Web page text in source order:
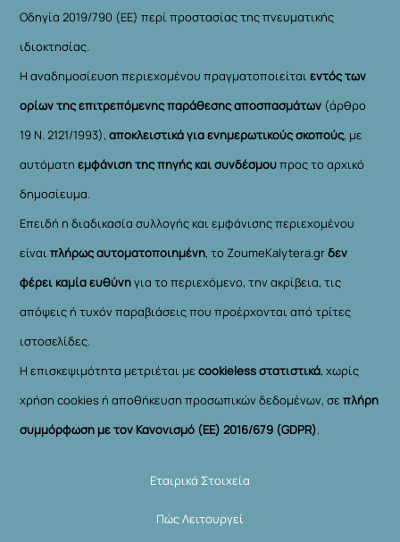
Οδηγία 2019/790 (ΕΕ) περί προστασίας της πνευματικής
ιδιοκτησίας.
Η αναδημοσίευση περιεχομένου πραγματοποιείταιεντός των
ορίων της επιτρεπόμενης παράθεσης αποσπασμάτων (άρθρο
19 Ν. 2121/1993), αποκλειστικά για ενημερωτικούς σκοπούς, με
αυτόματηεμφάνιση της πηγής και συνδέσμουπρος το αρχικό
δημοσίευμα.
Επειδή η διαδικασία συλλογής και εμφάνισης περιεχομένου
είναιπλήρως αυτοματοποιημένη, το ZoumeKalytera.grδεν
φέρει καμία ευθύνηγια το περιεχόμενο, την ακρίβεια, τις
απόψεις ή τυχόν παραβιάσεις που προέρχονται από τρίτες
ιστοσελίδες.
Η επισκεψιμότητα μετριέται μεcookieless στατιστικά, χωρίς
χρήση cookies ή αποθήκευση προσωπικών δεδομένων, σεπλήρη
συμμόρφωση με τον Κανονισμό (ΕΕ) 2016/679 (GDPR).
Εταιρικά Στοιχεία
Πώς Λειτουργεί